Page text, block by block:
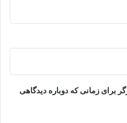
برای زمانی که دوباره دیدگاهی